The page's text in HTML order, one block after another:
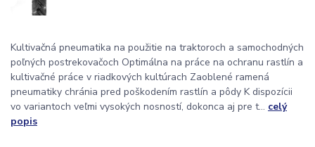
Kultivačná pneumatika na použitie na traktoroch a samochodných
poľných postrekovačoch Optimálna na práce na ochranu rastlín a
kultivačné práce v riadkových kultúrach Zaoblené ramená
pneumatiky chránia pred poškodením rastlín a pôdy K dispozícii
vo variantoch veľmi vysokých nosností, dokonca aj pre t... celý
popis